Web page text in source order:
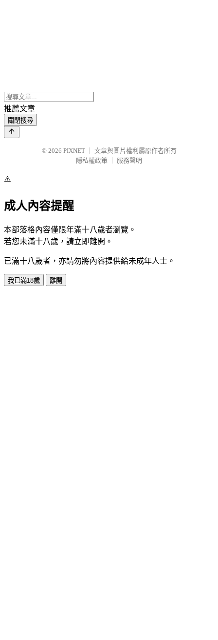
推薦文章
關閉搜尋
© 2026 PIXNET
文章與圖片權利屬原作者所有
隱私權政策
服務聲明
⚠️
成人內容提醒
本部落格內容僅限年滿十八歲者瀏覽。
若您未滿十八歲，請立即離開。
已滿十八歲者，亦請勿將內容提供給未成年人士。
我已滿18歲 離開